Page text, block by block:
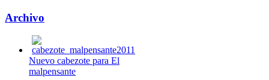
Archivo
Nuevo cabezote para El
malpensante